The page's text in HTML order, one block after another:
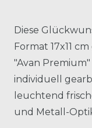
Diese
Format 17x11
"Avan
individuell
leuchtend
und Metall-